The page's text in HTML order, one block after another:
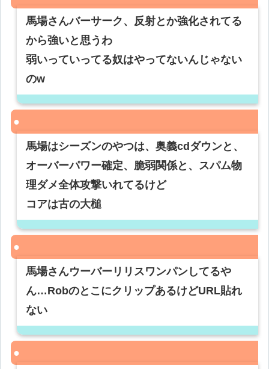
馬場さんバーサーク、反射とか強化されてる
から強いと思うわ
弱いっていってる奴はやってないんじゃない
のw
馬場はシーズンのやつは、奥義cdダウンと、
オーバーパワー確定、脆弱関係と、スパム物
理ダメ全体攻撃いれてるけど
コアは古の大槌
馬場さんウーバーリリスワンパンしてるや
ん…RobのとこにクリップあるけどURL貼れ
ない